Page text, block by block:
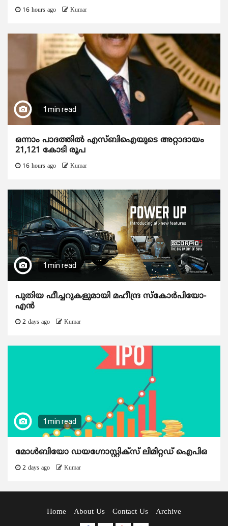
16 hours ago Kumar
1 min read
ഒന്നാം പാദത്തിൽ എസ്ബിഐയുടെ അറ്റാദായം
21,121 കോടി രൂപ
16 hours ago Kumar
1 min read
പുതിയ ഫീച്ചറുകളുമായി മഹീന്ദ്ര സ്കോർപിയോ-
എൻ
2 days ago Kumar
1 min read
മോൾബിയോ ഡയഗ്നോസ്റ്റിക്സ് ലിമിറ്റഡ് ഐപിഒ
2 days ago Kumar
Home About Us Contact Us Archive